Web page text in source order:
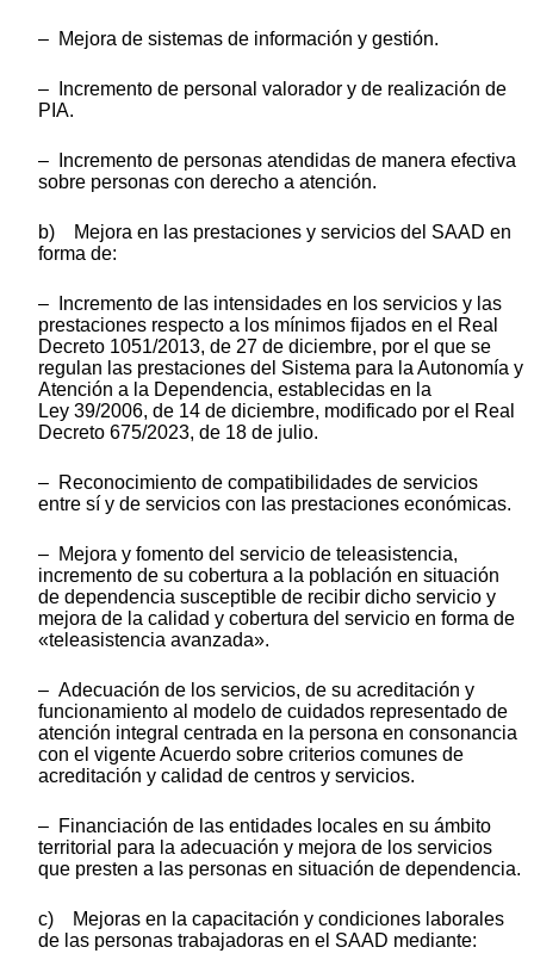
– Mejora de sistemas de información y gestión.
– Incremento de personal valorador y de realización de
PIA.
– Incremento de personas atendidas de manera efectiva
sobre personas con derecho a atención.
b) Mejora en las prestaciones y servicios del SAAD en
forma de:
– Incremento de las intensidades en los servicios y las
prestaciones respecto a los mínimos fijados en el Real
Decreto 1051/2013, de 27 de diciembre, por el que se
regulan las prestaciones del Sistema para la Autonomía y
Atención a la Dependencia, establecidas en la
Ley 39/2006, de 14 de diciembre, modificado por el Real
Decreto 675/2023, de 18 de julio.
– Reconocimiento de compatibilidades de servicios
entre sí y de servicios con las prestaciones económicas.
– Mejora y fomento del servicio de teleasistencia,
incremento de su cobertura a la población en situación
de dependencia susceptible de recibir dicho servicio y
mejora de la calidad y cobertura del servicio en forma de
«teleasistencia avanzada».
– Adecuación de los servicios, de su acreditación y
funcionamiento al modelo de cuidados representado de
atención integral centrada en la persona en consonancia
con el vigente Acuerdo sobre criterios comunes de
acreditación y calidad de centros y servicios.
– Financiación de las entidades locales en su ámbito
territorial para la adecuación y mejora de los servicios
que presten a las personas en situación de dependencia.
c) Mejoras en la capacitación y condiciones laborales
de las personas trabajadoras en el SAAD mediante: